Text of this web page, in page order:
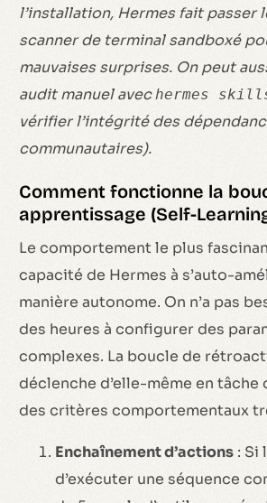
l’installation, Hermes fait passer
scanner de terminal sandboxé
mauvaises surprises. On peut
audit manuel avechermes
vérifier l’intégrité des
communautaires).
Comment fonctionne la
apprentissage (Self-
Le comportement le plus
capacité de Hermes à s’auto-
manière autonome. On n’a pas
des heures à configurer des
complexes. La boucle de
déclenche d’elle-même en tâche
des critères comportementaux
Enchaînement d’actions : Si
d’exécuter une séquence